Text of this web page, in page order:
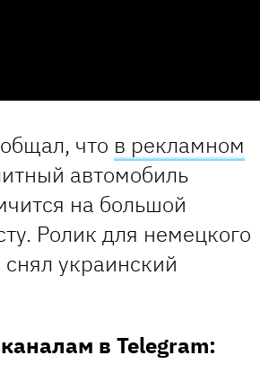
что в рекламном
автомобиль
на большой
Ролик для немецкого
украинский
в Telegram: